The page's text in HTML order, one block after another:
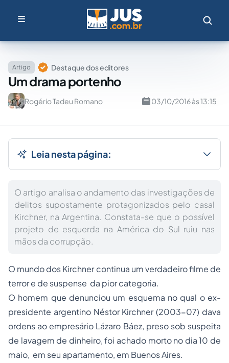
Artigo Destaque dos editores
Um drama portenho
Rogério Tadeu Romano 03/10/2016 às 13:15
Leia nesta página:
O artigo analisa o andamento das investigações de
delitos supostamente protagonizados pelo casal
Kirchner, na Argentina. Constata-se que o possível
projeto de esquerda na América do Sul ruiu nas
mãos da corrupção.
O mundo dos Kirchner continua um verdadeiro filme de
terror e de suspense da pior categoria.
O homem que denunciou um esquema no qual o ex-
presidente argentino Néstor Kirchner (2003-07) dava
ordens ao empresário Lázaro Báez, preso sob suspeita
de lavagem de dinheiro, foi achado morto no dia 10 de
maio, em seu apartamento, em Buenos Aires.